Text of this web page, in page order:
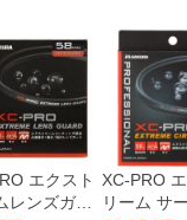
エクスト
レンズガー
XC-PRO
リーム サ